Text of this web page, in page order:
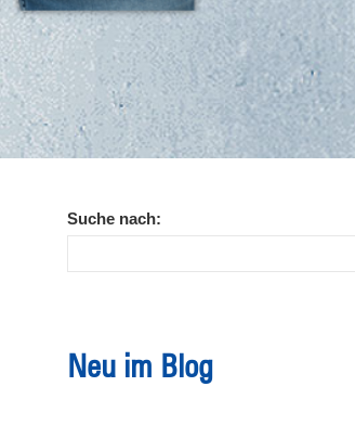
Suche nach:
Neu im Blog